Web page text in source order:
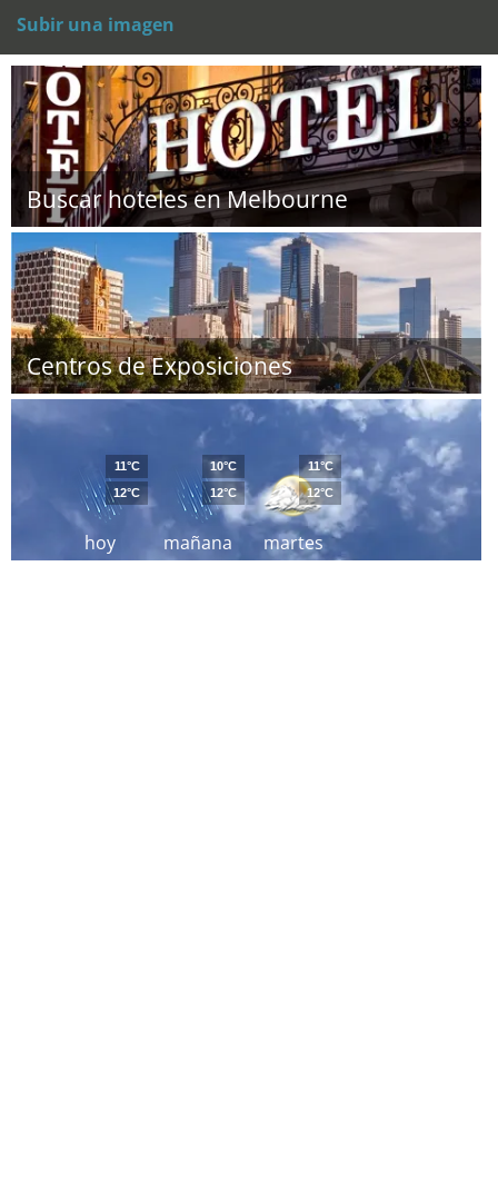
Subir una imagen
Buscar hoteles en Melbourne
Centros de Exposiciones
hoy
11°C
12°C
mañana
10°C
12°C
martes
11°C
12°C